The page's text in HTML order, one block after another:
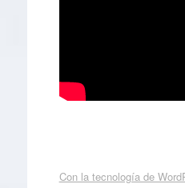
Con la tecnología de